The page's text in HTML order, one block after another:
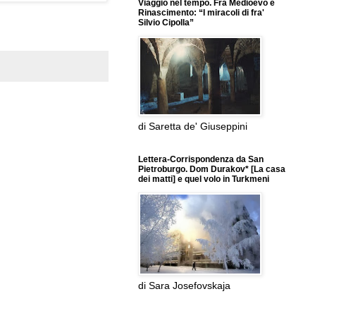
Viaggio nel tempo. Fra Medioevo e
Rinascimento: “I miracoli di fra'
Silvio Cipolla”
di Saretta de' Giuseppini
Lettera-Corrispondenza da San
Pietroburgo. Dom Durakov* [La casa
dei matti] e quel volo in Turkmeni
di Sara Josefovskaja